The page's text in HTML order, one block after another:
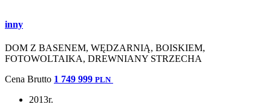
inny
DOM Z BASENEM, WĘDZARNIĄ, BOISKIEM,
FOTOWOLTAIKA, DREWNIANY STRZECHA
Cena Brutto 1 749 999 PLN
2013r.